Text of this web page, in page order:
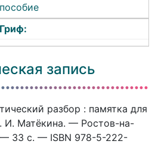
пособие
Гриф:
запись
разбор : памятка для
И. Матёкина. — Ростов-на-
33 c. — ISBN 978-5-222-